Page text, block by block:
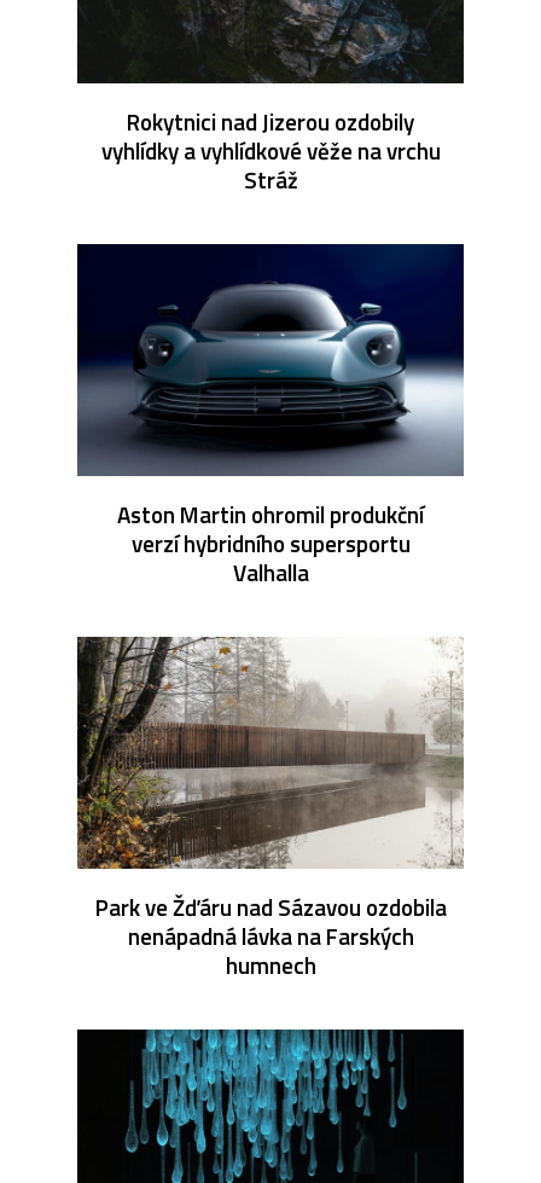
Rokytnici nad Jizerou ozdobily
vyhlídky a vyhlídkové věže na vrchu
Stráž
Aston Martin ohromil produkční
verzí hybridního supersportu
Valhalla
Park ve Žďáru nad Sázavou ozdobila
nenápadná lávka na Farských
humnech